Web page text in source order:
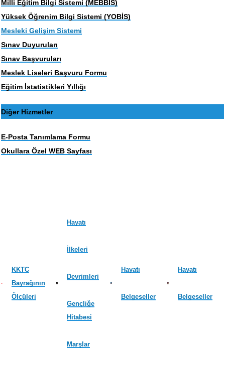
Milli Eğitim Bilgi Sistemi (MEBBIS)
Yüksek Öğrenim Bilgi Sistemi (YOBİS)
Mesleki Gelişim Sistemi
Sınav Duyuruları
Sınav Başvuruları
Meslek Liseleri Başvuru Formu
Eğitim İstatistikleri Yıllığı
Diğer Hizmetler
E-Posta Tanımlama Formu
Okullara Özel WEB Sayfası
KKTC
Bayrağının
Ölçüleri
Hayatı
İlkeleri
Devrimleri
Gençliğe
Hitabesi
Marşlar
Hayatı
Belgeseller
Hayatı
Belgeseller